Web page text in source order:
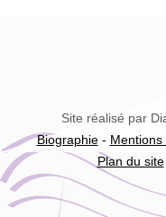
Site réalisé par
Biographie- Mentions
Plan du site